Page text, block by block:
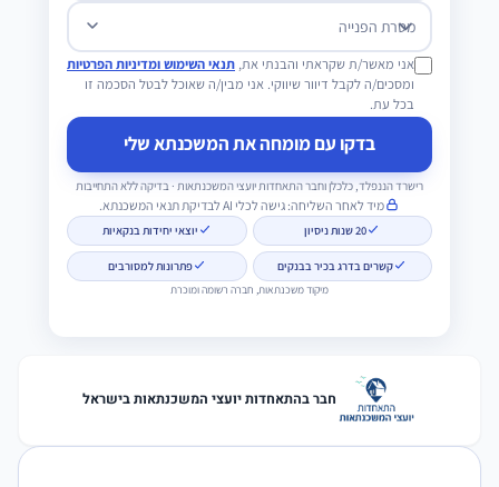
מטרת הפנייה
אני מאשר/ת שקראתי והבנתי את, תנאי השימוש ומדיניות הפרטיות
ומסכים/ה לקבל דיוור שיווקי. אני מבין/ה שאוכל לבטל הסכמה זו
בכל עת.
בדקו עם מומחה את המשכנתא שלי
רישרד הננפלד, כלכלן וחבר התאחדות יועצי המשכנתאות · בדיקה ללא התחייבות
מיד לאחר השליחה: גישה לכלי AI לבדיקת תנאי המשכנתא.
20 שנות ניסיון יוצאי יחידות בנקאיות
קשרים בדרג בכיר בבנקים פתרונות למסורבים
מיקוד משכנתאות, חברה רשומה ומוכרת
חבר בהתאחדות יועצי המשכנתאות בישראל